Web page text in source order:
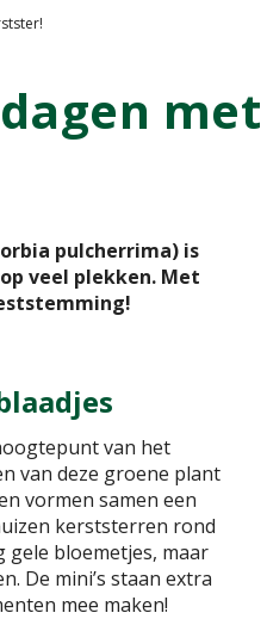
pulcherrima) is
veel plekken. Met
van het
van deze groene plant
vormen samen een
kerststerren rond
gele bloemetjes, maar
De mini’s staan extra
mee maken!